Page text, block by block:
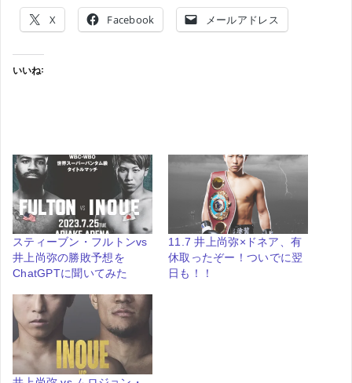
X Facebook メールアドレス
いいね:
スティーブン・フルトンvs
井上尚弥の勝敗予想を
ChatGPTに聞いてみた
11.7 井上尚弥×ドネア、有
休取ったぞー！ついでに翌
日も！！